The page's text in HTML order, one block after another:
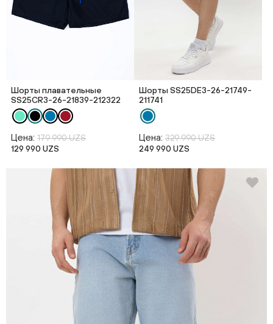
Шорты плавательные
SS25CR3-26-21839-212322
Цена: 179 990 UZS
129 990 UZS
Шорты SS25DE3-26-21749-
211741
Цена: 329 990 UZS
249 990 UZS